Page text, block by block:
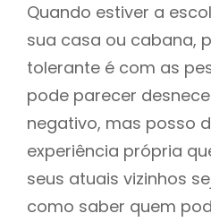
Quando estiver a
sua casa ou cabana,
tolerante é com as
pode parecer
negativo, mas posso
experiência própria
seus atuais vizinhos
como saber quem